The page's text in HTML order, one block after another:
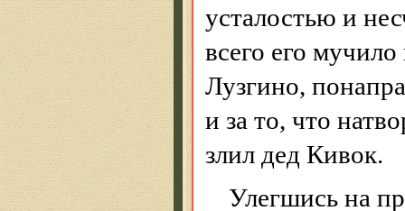
усталостью и
всего его
Лузгино,
и за то, что
злил дед Кивок.
Улегшись на